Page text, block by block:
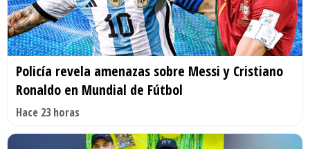
Policía revela amenazas sobre Messi y Cristiano
Ronaldo en Mundial de Fútbol
Hace 23 horas